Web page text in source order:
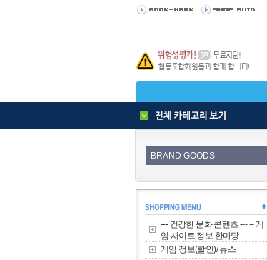
--- 건강한 문화 콘텐츠 --- -- 게
임 사이트 정보 한마당 --
게임 정보(할인)/ 뉴스